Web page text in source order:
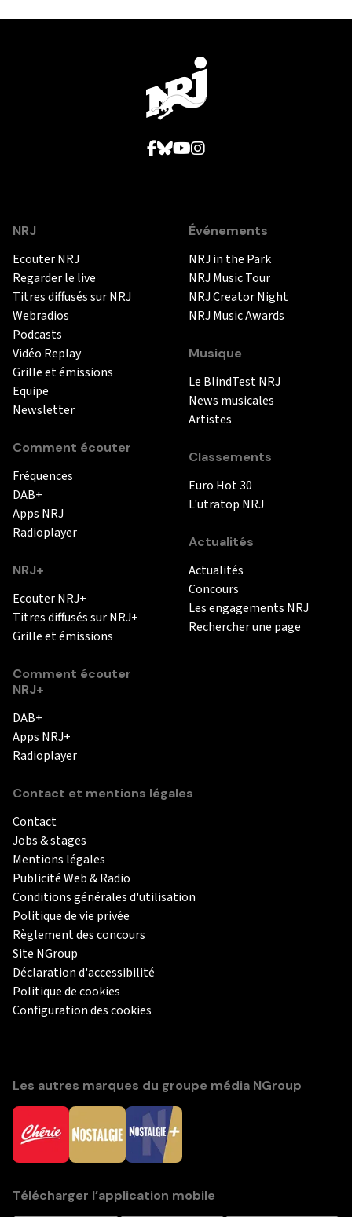
NRJ
Ecouter NRJ
Regarder le live
Titres diffusés sur NRJ
Webradios
Podcasts
Vidéo Replay
Grille et émissions
Equipe
Newsletter
Comment écouter
Fréquences
DAB+
Apps NRJ
Radioplayer
NRJ+
Ecouter NRJ+
Titres diffusés sur NRJ+
Grille et émissions
Comment écouter
NRJ+
DAB+
Apps NRJ+
Radioplayer
Événements
NRJ in the Park
NRJ Music Tour
NRJ Creator Night
NRJ Music Awards
Musique
Le BlindTest NRJ
News musicales
Artistes
Classements
Euro Hot 30
L'utratop NRJ
Actualités
Actualités
Concours
Les engagements NRJ
Rechercher une page
Contact et mentions légales
Contact
Jobs & stages
Mentions légales
Publicité Web & Radio
Conditions générales d'utilisation
Politique de vie privée
Règlement des concours
Site NGroup
Déclaration d'accessibilité
Politique de cookies
Configuration des cookies
Les autres marques du groupe média NGroup
Télécharger l’application mobile